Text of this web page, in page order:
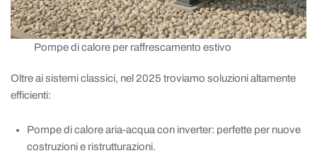
Pompe di calore per raffrescamento estivo
Oltre ai sistemi classici, nel 2025 troviamo soluzioni altamente
efficienti:
Pompe di calore aria-acqua con inverter: perfette per nuove
costruzioni e ristrutturazioni.